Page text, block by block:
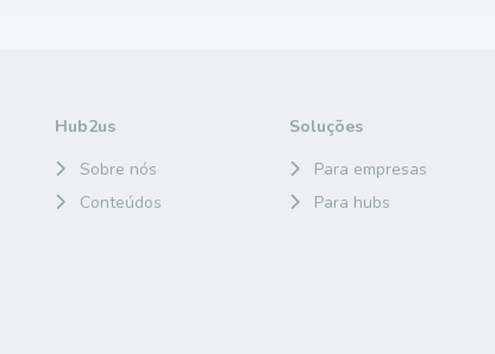
Hub2us
Sobre nós
Conteúdos
Soluções
Para empresas
Para hubs